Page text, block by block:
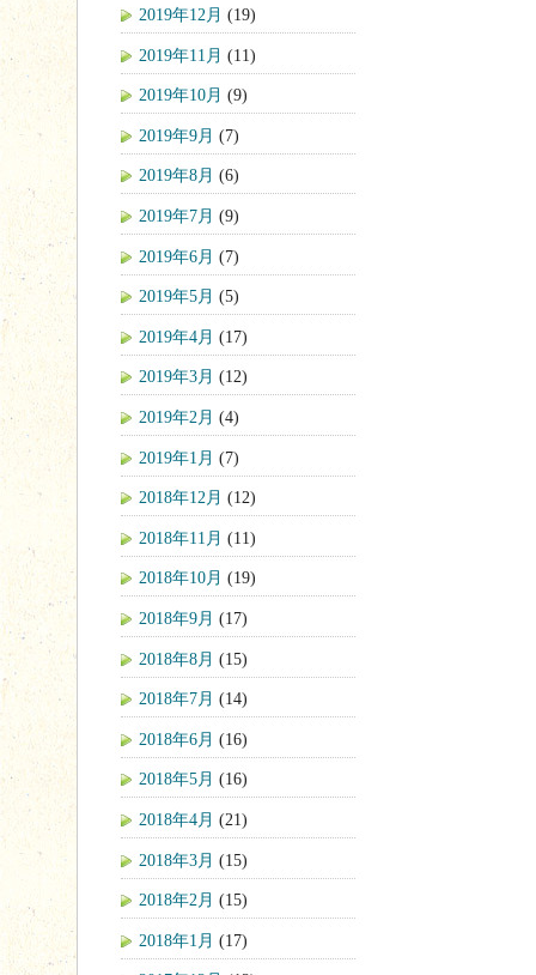
2019年12月 (19)
2019年11月 (11)
2019年10月 (9)
2019年9月 (7)
2019年8月 (6)
2019年7月 (9)
2019年6月 (7)
2019年5月 (5)
2019年4月 (17)
2019年3月 (12)
2019年2月 (4)
2019年1月 (7)
2018年12月 (12)
2018年11月 (11)
2018年10月 (19)
2018年9月 (17)
2018年8月 (15)
2018年7月 (14)
2018年6月 (16)
2018年5月 (16)
2018年4月 (21)
2018年3月 (15)
2018年2月 (15)
2018年1月 (17)